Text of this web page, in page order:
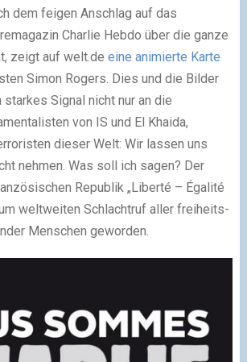
dem feigen Anschlag auf das
Charlie Hebdo über die ganze
zeigt auf welt.de eine animierte Karte
Simon Rogers. Dies und die Bilder
Signal nicht nur an die
von IS und El Khaida,
dieser Welt: Wir lassen uns
nehmen. Was soll ich sagen? Der
Republik „Liberté – Égalité
weltweiten Schlachtruf aller freiheits-
Menschen geworden.